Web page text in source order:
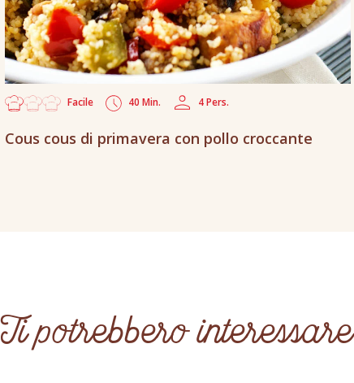
Facile 40 Min. 4 Pers.
Cous cous di primavera con pollo croccante
Ti potrebbero interessare